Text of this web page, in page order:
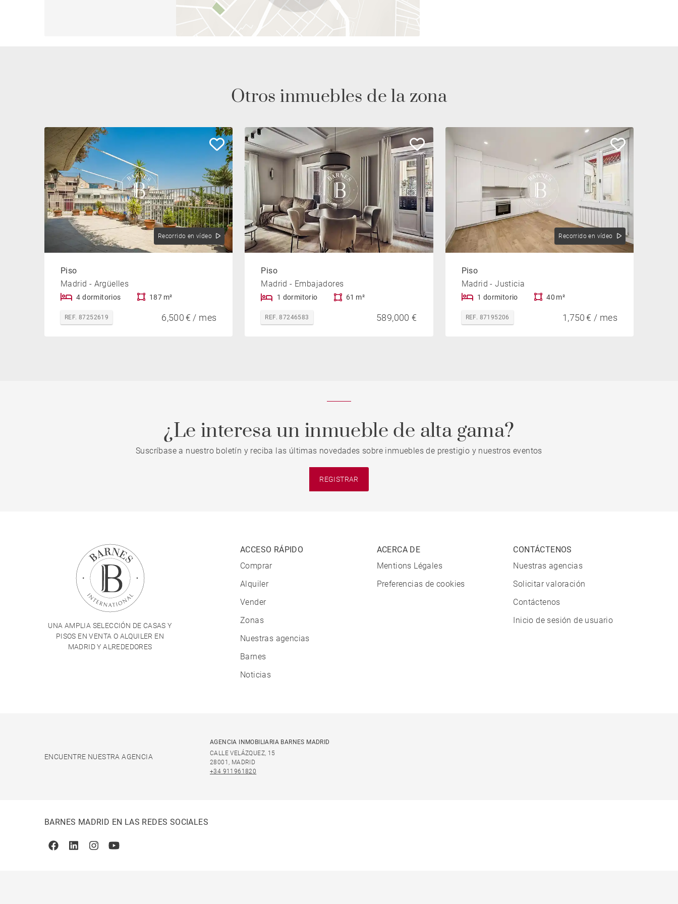
Otros inmuebles de la zona
Recorrido en vídeo
Piso
Madrid - Argüelles
4 dormitorios 187 m²
REF. 87252619 6,500 € / mes
Piso
Madrid - Embajadores
1 dormitorio 61 m²
REF. 87246583 589,000 €
Recorrido en vídeo
Piso
Madrid - Justicia
1 dormitorio 40 m²
REF. 87195206 1,750 € / mes
¿Le interesa un inmueble de alta gama?
Suscríbase a nuestro boletín y reciba las últimas novedades sobre inmuebles de prestigio y nuestros eventos
REGISTRAR
UNA AMPLIA SELECCIÓN DE CASAS Y
PISOS EN VENTA O ALQUILER EN
MADRID Y ALREDEDORES
ACCESO RÁPIDO
Comprar
Alquiler
Vender
Zonas
Nuestras agencias
Barnes
Noticias
ACERCA DE
Mentions Légales
Preferencias de cookies
CONTÁCTENOS
Nuestras agencias
Solicitar valoración
Contáctenos
Inicio de sesión de usuario
ENCUENTRE NUESTRA AGENCIA
AGENCIA INMOBILIARIA BARNES MADRID
CALLE VELÁZQUEZ, 15
28001, MADRID
+34 911961820
BARNES MADRID EN LAS REDES SOCIALES
FacebookLinkedinInstagramYoutube